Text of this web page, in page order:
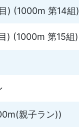
) (1000m 第14組)
) (1000m 第15組)
親子ラン))